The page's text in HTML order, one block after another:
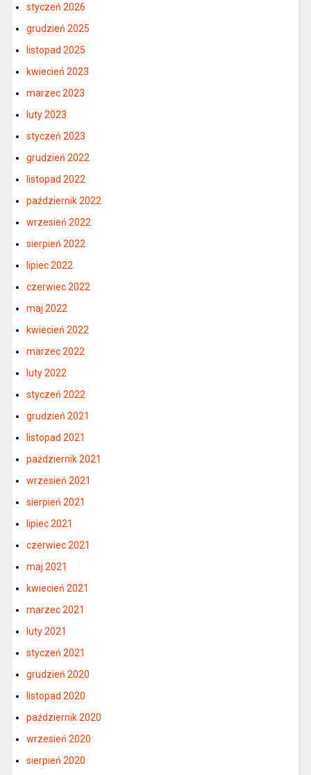
styczeń 2026
grudzień 2025
listopad 2025
kwiecień 2023
marzec 2023
luty 2023
styczeń 2023
grudzień 2022
listopad 2022
październik 2022
wrzesień 2022
sierpień 2022
lipiec 2022
czerwiec 2022
maj 2022
kwiecień 2022
marzec 2022
luty 2022
styczeń 2022
grudzień 2021
listopad 2021
październik 2021
wrzesień 2021
sierpień 2021
lipiec 2021
czerwiec 2021
maj 2021
kwiecień 2021
marzec 2021
luty 2021
styczeń 2021
grudzień 2020
listopad 2020
październik 2020
wrzesień 2020
sierpień 2020